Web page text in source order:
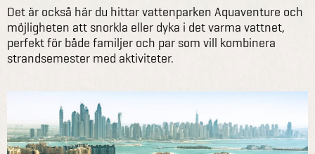
Det är också här du hittar vattenparken Aquaventure och
möjligheten att snorkla eller dyka i det varma vattnet,
perfekt för både familjer och par som vill kombinera
strandsemester med aktiviteter.